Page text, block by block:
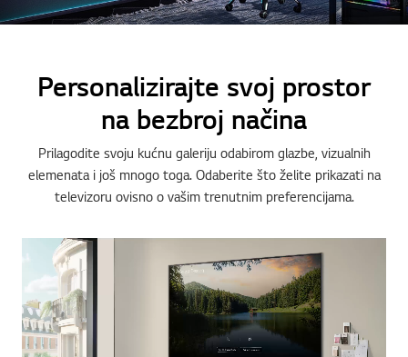
Personalizirajte svoj prostor
na bezbroj načina
Prilagodite svoju kućnu galeriju odabirom glazbe, vizualnih
elemenata i još mnogo toga. Odaberite što želite prikazati na
televizoru ovisno o vašim trenutnim preferencijama.